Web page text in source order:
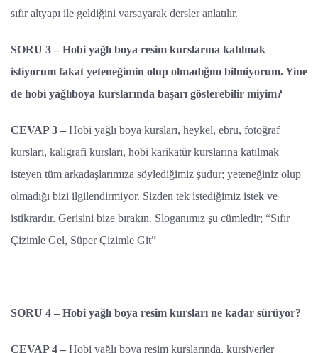
sıfır altyapı ile geldiğini varsayarak dersler anlatılır.
SORU 3 – Hobi yağlı boya resim kurslarına katılmak
istiyorum fakat yeteneğimin olup olmadığını bilmiyorum. Yine
de hobi yağlıboya kurslarında başarı gösterebilir miyim?
CEVAP 3 – Hobi yağlı boya kursları, heykel, ebru, fotoğraf
kursları, kaligrafi kursları, hobi karikatür kurslarına katılmak
isteyen tüm arkadaşlarımıza söylediğimiz şudur; yeteneğiniz olup
olmadığı bizi ilgilendirmiyor. Sizden tek istediğimiz istek ve
istikrardır. Gerisini bize bırakın. Sloganımız şu cümledir; “Sıfır
Çizimle Gel, Süper Çizimle Git”
SORU 4 – Hobi yağlı boya resim kursları ne kadar sürüyor?
CEVAP 4 – Hobi yağlı boya resim kurslarında, kursiyerler